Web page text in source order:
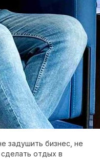
задушить бизнес, не
отдых в